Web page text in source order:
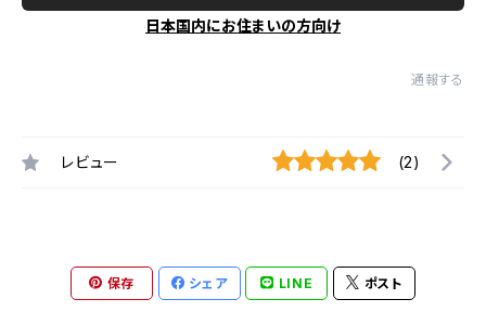
日本国内にお住まいの方向け
通報する
レビュー (2)
保存 シェア LINE ポスト